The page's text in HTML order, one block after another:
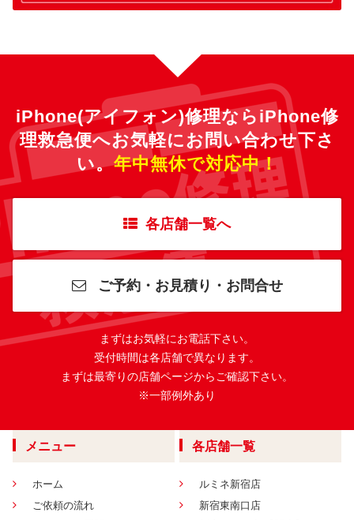
iPhone(アイフォン)修理ならiPhone修
理救急便へお気軽にお問い合わせ下さ
い。年中無休で対応中！
各店舗一覧へ
ご予約・お見積り・お問合せ
まずはお気軽にお電話下さい。
受付時間は各店舗で異なります。
まずは最寄りの店舗ページからご確認下さい。
※一部例外あり
メニュー
ホーム
ご依頼の流れ
各店舗一覧
ルミネ新宿店
新宿東南口店